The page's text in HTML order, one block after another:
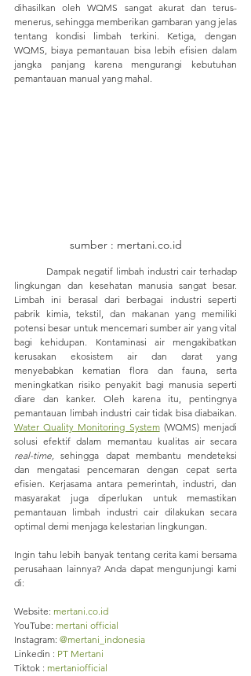
dihasilkan oleh WQMS sangat akurat dan terus-
menerus, sehingga memberikan gambaran yang jelas
tentang kondisi limbah terkini. Ketiga, dengan
WQMS, biaya pemantauan bisa lebih efisien dalam
jangka panjang karena mengurangi kebutuhan
pemantauan manual yang mahal.
sumber : mertani.co.id
lingkungan dan kesehatan manusia sangat besar.
Limbah ini berasal dari berbagai industri seperti
pabrik kimia, tekstil, dan makanan yang memiliki
potensi besar untuk mencemari sumber air yang vital
bagi kehidupan. Kontaminasi air mengakibatkan
kerusakan ekosistem air dan darat yang
menyebabkan kematian flora dan fauna, serta
meningkatkan risiko penyakit bagi manusia seperti
diare dan kanker. Oleh karena itu, pentingnya
Water Quality Monitoring System (WQMS) menjadi
real-time, sehingga dapat membantu mendeteksi
dan mengatasi pencemaran dengan cepat serta
efisien. Kerjasama antara pemerintah, industri, dan
masyarakat juga diperlukan untuk memastikan
pemantauan limbah industri cair dilakukan secara
optimal demi menjaga kelestarian lingkungan.
Ingin tahu lebih banyak tentang cerita kami bersama
perusahaan lainnya? Anda dapat mengunjungi kami
di:
Website: mertani.co.id
YouTube: mertani official
Instagram: @mertani_indonesia
Linkedin : PT Mertani
Tiktok : mertaniofficial